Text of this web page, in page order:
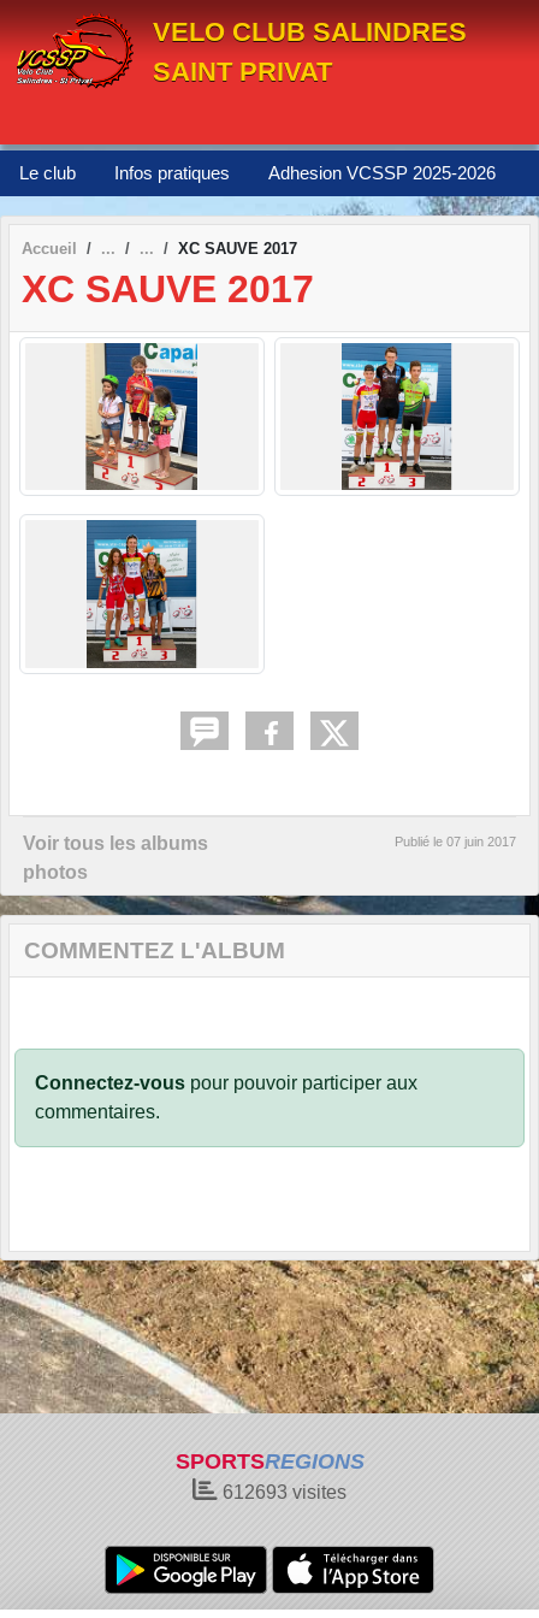
VELO CLUB SALINDRES
SAINT PRIVAT
Le club Infos pratiques Adhesion VCSSP 2025-2026
Accueil XC SAUVE 2017
XC SAUVE 2017
Voir tous les albums
photos
Publié le 07 juin 2017
COMMENTEZ L'ALBUM
Connectez-vous pour pouvoir participer aux
commentaires.
SPORTSREGIONS
612693 visites
Panneau de gestion des cookies